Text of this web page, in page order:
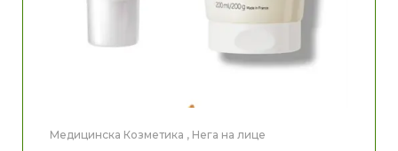
Медицинска Козметика , Нега на лице